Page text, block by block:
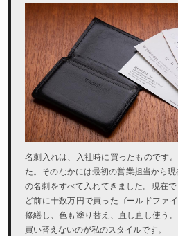
名刺入れは、入社時に買ったものです
た。そのなかには最初の営業担当から
の名刺をすべて入れてきました。現在
ど前に十数万円で買ったゴールドファ
修繕し、色も塗り替え、直し直し使う
買い替えないのが私のスタイルです。